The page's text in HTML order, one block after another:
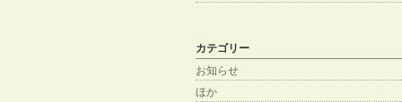
カテゴリー
お知らせ
ほか